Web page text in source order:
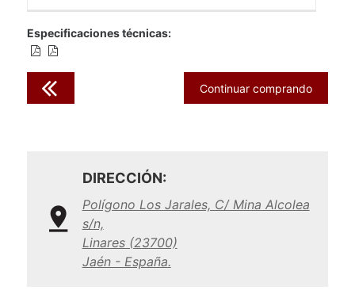
Especificaciones técnicas:
Continuar comprando
DIRECCIÓN:
Polígono Los Jarales, C/ Mina Alcolea
s/n,
Linares (23700)
Jaén - España.